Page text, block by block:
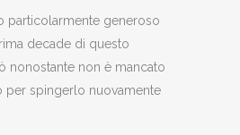
particolarmente generoso
decade di questo
nonostante non è mancato
per spingerlo nuovamente